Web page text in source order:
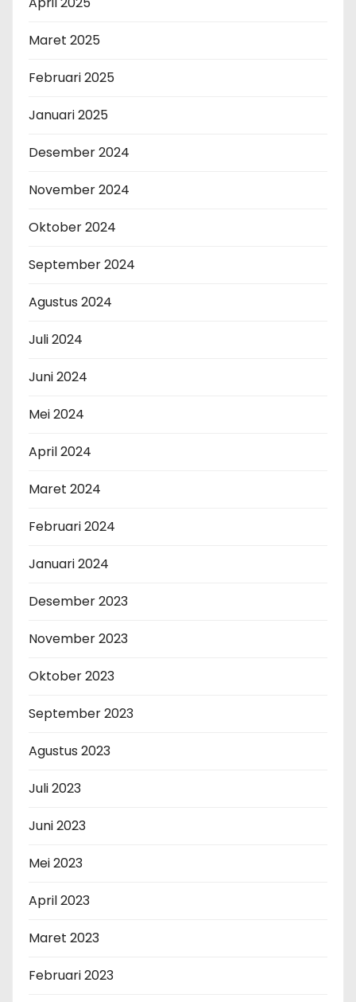
Maret 2025
Februari 2025
Januari 2025
Desember 2024
November 2024
Oktober 2024
September 2024
Agustus 2024
Juli 2024
Juni 2024
Mei 2024
April 2024
Maret 2024
Februari 2024
Januari 2024
Desember 2023
November 2023
Oktober 2023
September 2023
Agustus 2023
Juli 2023
Juni 2023
Mei 2023
April 2023
Maret 2023
Februari 2023